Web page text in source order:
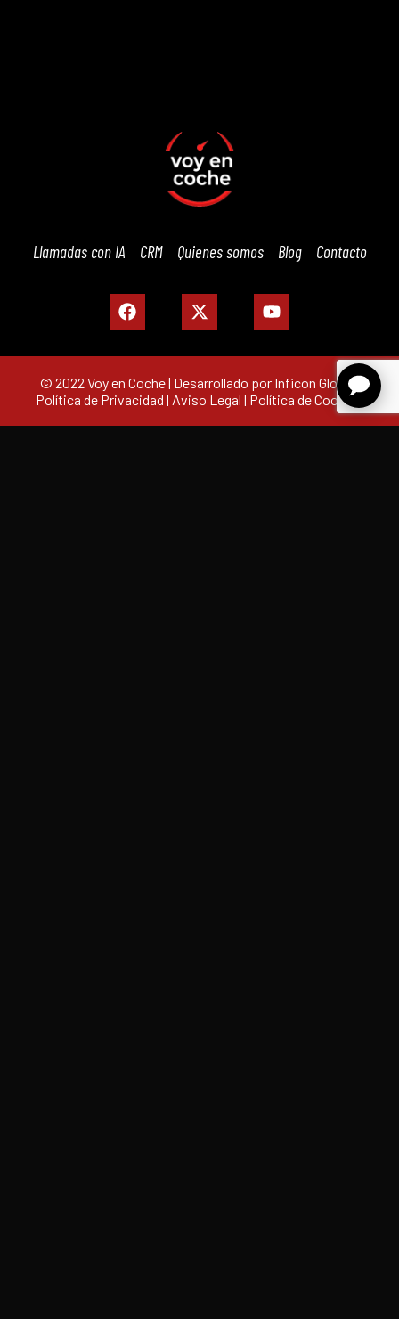
Llamadas con IA CRM Quienes somos Blog Contacto
© 2022 Voy en Coche | Desarrollado por Inficon Global |
Política de Privacidad | Aviso Legal | Política de Cookies